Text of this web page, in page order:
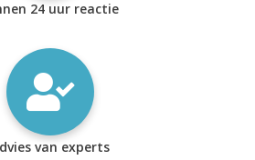
24 uur reactie
van experts